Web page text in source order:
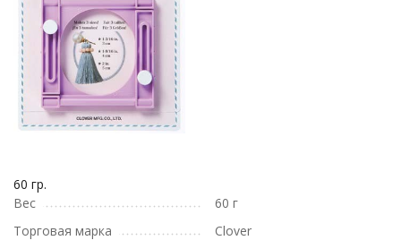
60 гр.
Вес
60 г
Торговая марка
Clover